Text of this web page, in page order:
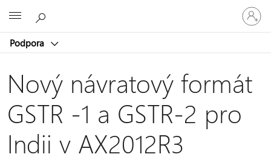
Podpora
Přihlaste
se
ke
účtu
Nový návratový formát
GSTR -1 a GSTR-2 pro
Indii v AX2012R3